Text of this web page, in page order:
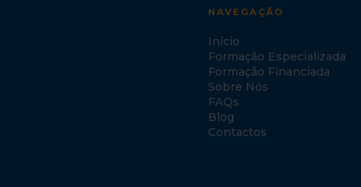
NAVEGAÇÃO
Início
Formação Especializada
Formação Financiada
Sobre Nós
FAQs
Blog
Contactos